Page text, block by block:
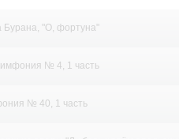
"О, фортуна"
№ 4, 1 часть
№ 40, 1 часть